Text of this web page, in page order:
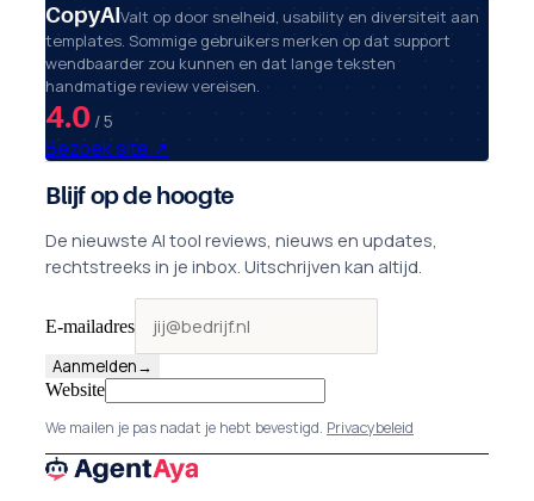
CopyAIValt op door snelheid, usability en diversiteit aan
templates. Sommige gebruikers merken op dat support
wendbaarder zou kunnen en dat lange teksten
handmatige review vereisen.
4.0 / 5
Bezoek site ↗
Blijf op de hoogte
De nieuwste AI tool reviews, nieuws en updates,
rechtstreeks in je inbox. Uitschrijven kan altijd.
E-mailadres
Aanmelden→
Website
We mailen je pas nadat je hebt bevestigd. Privacybeleid